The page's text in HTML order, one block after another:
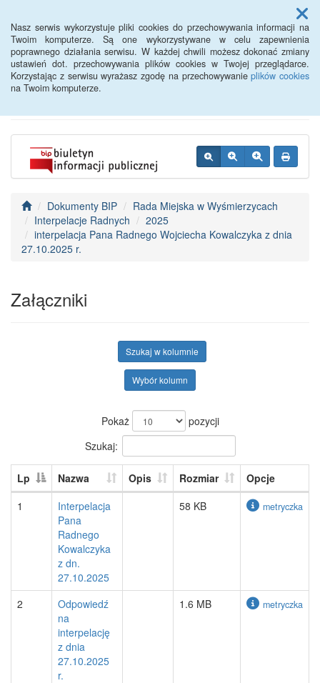
Nasz serwis wykorzystuje pliki cookies do przechowywania informacji na
Twoim komputerze. Są one wykorzystywane w celu zapewnienia
poprawnego działania serwisu. W każdej chwili możesz dokonać zmiany
ustawień dot. przechowywania plików cookies w Twojej przeglądarce.
Korzystając z serwisu wyrażasz zgodę na przechowywanieplików cookies
na Twoim komputerze.
Menu
BIP - Urząd Miejski
Wyśmierzyce
Dokumenty BIP
Rada Miejska w Wyśmierzycach
Interpelacje Radnych
2025
interpelacja Pana Radnego Wojciecha Kowalczyka z dnia
27.10.2025 r.
Załączniki
Szukaj w kolumnie
Wybór kolumn
Pokaż
pozycji
Szukaj:
Lp Nazwa Opis Rozmiar
Opcje
1
Interpelacja
Pana
Radnego
Kowalczyka
z dn.
27.10.2025
58 KB metryczka
2
Odpowiedź
na
interpelację
z dnia
27.10.2025
r.
1.6 MB metryczka